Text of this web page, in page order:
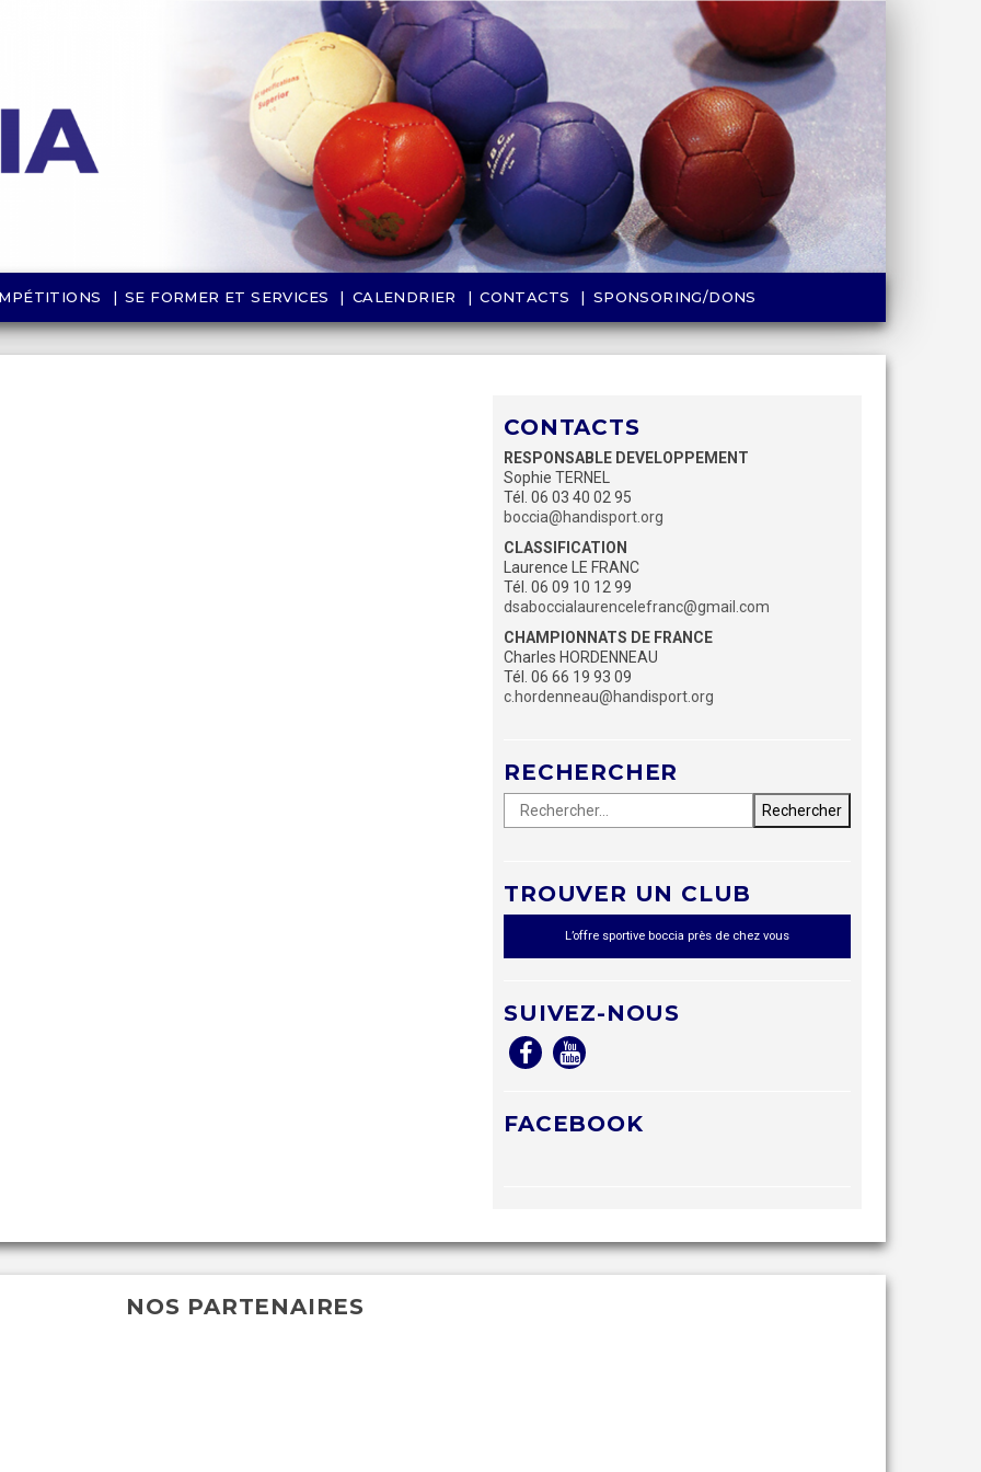
SE FORMER ET SERVICES CALENDRIER CONTACTS SPONSORING/DONS
CONTACTS
RESPONSABLE DEVELOPPEMENT
Sophie TERNEL
Tél. 06 03 40 02 95
boccia@handisport.org
CLASSIFICATION
Laurence LE FRANC
Tél. 06 09 10 12 99
dsaboccialaurencelefranc@gmail.com
CHAMPIONNATS DE FRANCE
Charles HORDENNEAU
Tél. 06 66 19 93 09
c.hordenneau@handisport.org
RECHERCHER
Rechercher :
TROUVER UN CLUB
L’offre sportive boccia près de chez vous
SUIVEZ-NOUS
FACEBOOK
NOS PARTENAIRES